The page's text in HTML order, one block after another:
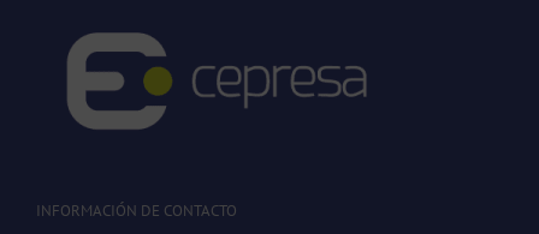
INFORMACIÓN DE CONTACTO